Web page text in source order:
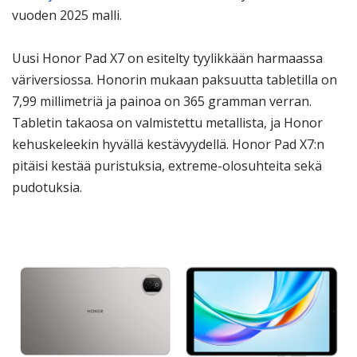
vuoden 2025 malli.
Uusi Honor Pad X7 on esitelty tyylikkään harmaassa
väriversiossa. Honorin mukaan paksuutta tabletilla on
7,99 millimetriä ja painoa on 365 gramman verran.
Tabletin takaosa on valmistettu metallista, ja Honor
kehuskeleekin hyvällä kestävyydellä. Honor Pad X7:n
pitäisi kestää puristuksia, extreme-olosuhteita sekä
pudotuksia.